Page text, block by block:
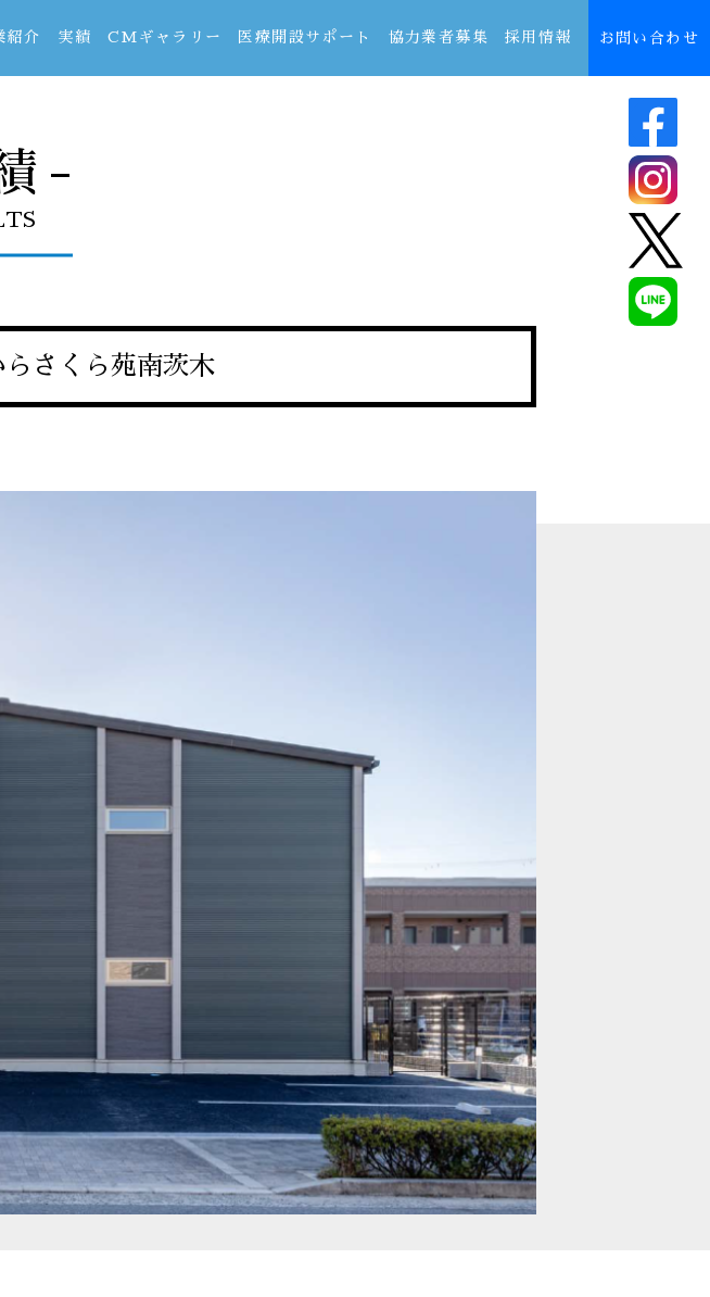
紹介 実績 CMギャラリー 医療開設サポート 協力業者募集 採用情報 お問い合わせ
-
さくら苑南茨木